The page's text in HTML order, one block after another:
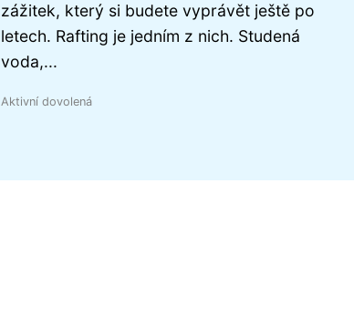
zážitek, který si budete vyprávět ještě po
letech. Rafting je jedním z nich. Studená
voda,...
Aktivní dovolená